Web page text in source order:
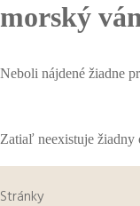
morský
Neboli nájdené žiadne
Zatiaľ neexistuje žiadny
Stránky